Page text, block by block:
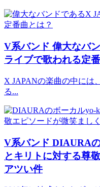
V系バンド 偉大なバ
ライブで歌われる定
X JAPANの楽曲の中には
る...
V系バンド DIAURA
とキリトに対する尊
アツい件